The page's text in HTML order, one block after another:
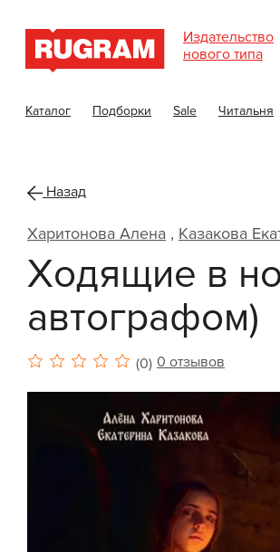
Издательство
нового типа
Каталог Подборки Sale Читальня
Назад
Харитонова Алена , Казакова
Ходящие в
автографом)
(0) 0 отзывов